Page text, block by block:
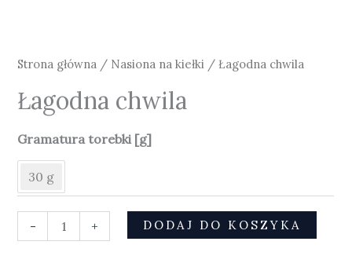
Strona główna / Nasiona na kiełki / Łagodna chwila
Łagodna chwila
Gramatura torebki [g]
30 g
- + DODAJ DO KOSZYKA